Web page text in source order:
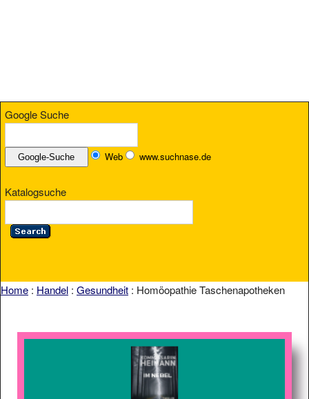
Google Suche
Web www.suchnase.de
Katalogsuche
Home : Handel : Gesundheit : Homöopathie Taschenapotheken